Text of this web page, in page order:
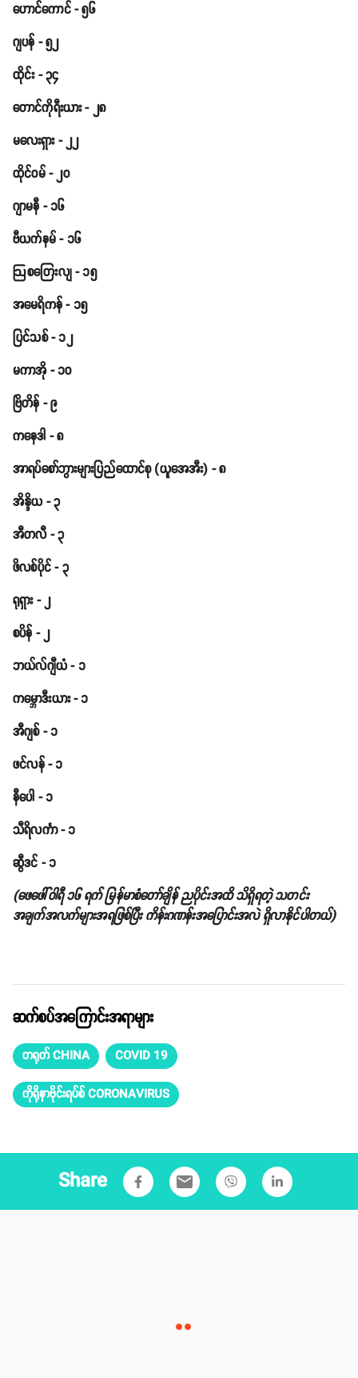
ဟောင်ကောင် - ၅၆
ဂျပန် - ၅၂
ထိုင်း - ၃၄
တောင်ကိုရီးယား - ၂၈
မလေးရှား - ၂၂
ထိုင်ဝမ် - ၂၀
ဂျာမနီ - ၁၆
ဗီယက်နမ် - ၁၆
ဩစတြေးလျ - ၁၅
အမေရိကန် - ၁၅
ပြင်သစ် - ၁၂
မကာအို - ၁၀
ဗြိတိန် - ၉
ကနေဒါ - ၈
အာရပ်‌စော်ဘွားများပြည်ထောင်စု (ယူအေအီး) - ၈
အိန္ဒိယ - ၃
အီတလီ - ၃
ဖိလစ်ပိုင် - ၃
ရုရှား - ၂
စပိန် - ၂
ဘယ်လ်ဂျီယံ - ၁
ကမ္ဘောဒီးယား - ၁
အီဂျစ် - ၁
ဖင်လန် - ၁
နီပေါ - ၁
သီရိလင်္ကာ - ၁
ဆွီဒင် - ၁
(ဖေဖေါ်ဝါရီ ၁၆ ရက် မြန်မာစံတော်ချိန် ညပိုင်းအထိ သိရှိရတဲ့ သတင်း
အချက်အလက်များအရဖြစ်ပြီး ကိန်းဂဏန်းအပြောင်းအလဲ ရှိလာနိုင်ပါတယ်)
ဆက်စပ်အကြောင်းအရာများ
တရုတ် CHINA COVID 19
ကိုရိုနာဗိုင်းရပ်စ် CORONAVIRUS
Share email